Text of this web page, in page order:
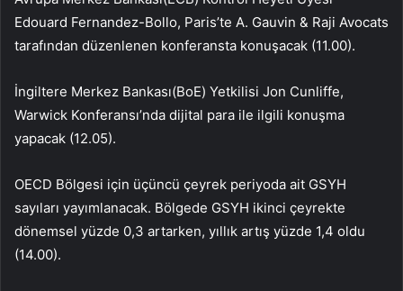
Edouard Fernandez-Bollo, Paris’te A. Gauvin & Raji Avocats
tarafından düzenlenen konferansta konuşacak (11.00).
İngiltere Merkez Bankası(BoE) Yetkilisi Jon Cunliffe,
Warwick Konferansı’nda dijital para ile ilgili konuşma
yapacak (12.05).
OECD Bölgesi için üçüncü çeyrek periyoda ait GSYH
sayıları yayımlanacak. Bölgede GSYH ikinci çeyrekte
dönemsel yüzde 0,3 artarken, yıllık artış yüzde 1,4 oldu
(14.00).